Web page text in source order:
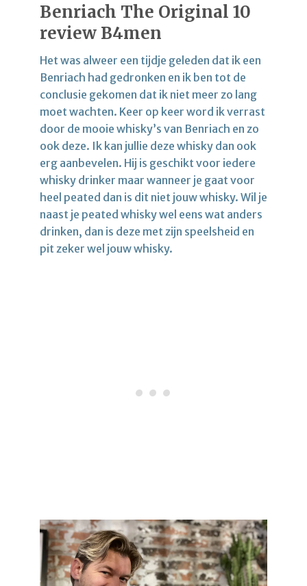
Benriach The Original 10
review B4men
Het was alweer een tijdje geleden dat ik een
Benriach had gedronken en ik ben tot de
conclusie gekomen dat ik niet meer zo lang
moet wachten. Keer op keer word ik verrast
door de mooie whisky’s van Benriach en zo
ook deze. Ik kan jullie deze whisky dan ook
erg aanbevelen. Hij is geschikt voor iedere
whisky drinker maar wanneer je gaat voor
heel peated dan is dit niet jouw whisky. Wil je
naast je peated whisky wel eens wat anders
drinken, dan is deze met zijn speelsheid en
pit zeker wel jouw whisky.